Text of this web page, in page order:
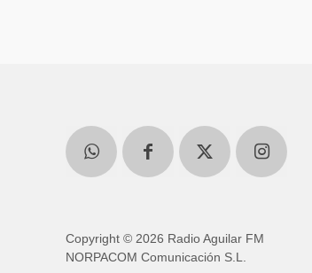
Copyright © 2026 Radio Aguilar FM
NORPACOM Comunicación S.L.